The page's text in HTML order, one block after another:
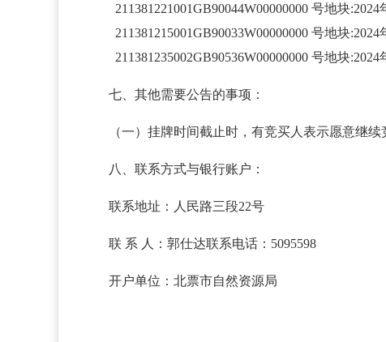
211381221001GB90044W00000000 号地块:2024
211381215001GB90033W00000000 号地块:2024
211381235002GB90536W00000000 号地块:2024
七、其他需要公告的事项：
（一）挂牌时间截止时，有竞买人表示愿意继
八、联系方式与银行账户：
联系地址：人民路三段22号
联 系 人：郭仕达联系电话：5095598
开户单位：北票市自然资源局